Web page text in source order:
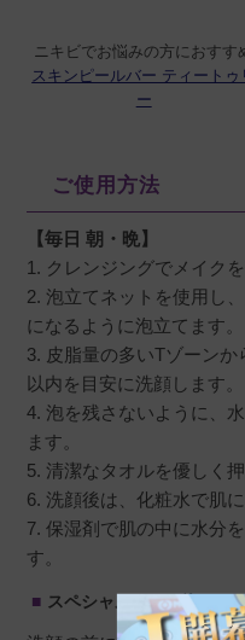
ように洗っています
デコルテの透明感ア
います。
ニキビでお悩みの方におすす
スキンピールバー ティートゥ
ー
ご使用方法
【毎日 朝・晩】
1. クレンジングでメイクを
2. 泡立てネットを使用し
になるように泡立てます。
3. 皮脂量の多いTゾーン
以内を目安に洗顔します
4. 泡を残さないように、
ます。
5. 清潔なタオルを優しく
6. 洗顔後は、化粧水で肌
7. 保湿剤で肌の中に水分
す。
スペシャルケア：泡パッ